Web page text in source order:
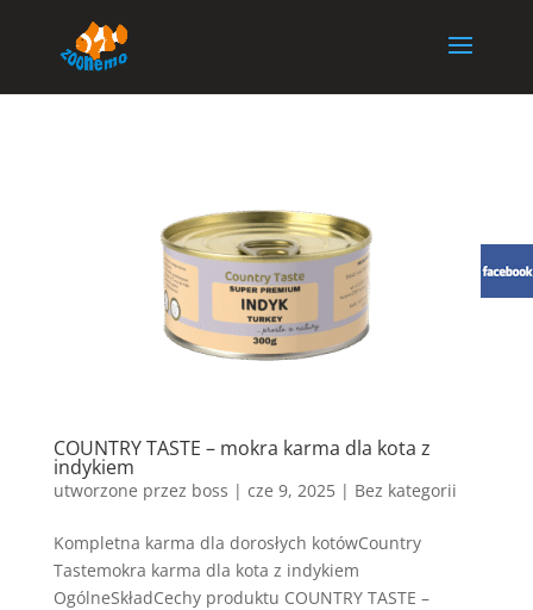
COUNTRY TASTE – mokra karma dla kota z
indykiem
utworzone przez boss | cze 9, 2025| Bez kategorii
Kompletna karma dla dorosłych kotówCountry
Tastemokra karma dla kota z indykiem
OgólneSkładCechy produktu COUNTRY TASTE –